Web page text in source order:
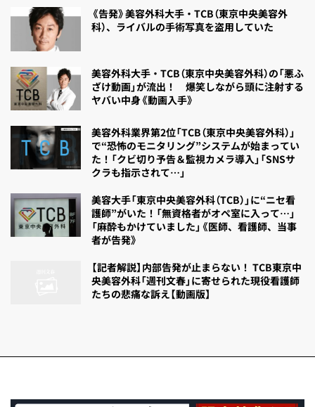
《告発》美容外科大手・TCB（東京中央美容外
科）、ライバルの手術写真を盗用していた
美容外科大手・TCB（東京中央美容外科）の「悪ふ
ざけ動画」が流出！ 爆笑しながら頭に注射する
ヤバい中身《動画入手》
美容外科業界第2位「TCB（東京中央美容外科）」
で“恐怖のモニタリング”システムが始まってい
た！「クビ切り予告＆監視カメラ導入」「SNSサ
クラも指示されて…」
美容大手「東京中央美容外科（TCB）」に“ニセ看
護師”がいた！「無資格者がオペ室に入って…」
「麻酔もかけていました」《医師、看護師、当事
者が告発》
【記者解説】内部告発が止まらない！ TCB東京中
央美容外科「週刊文春」に寄せられた現役看護師
たちの悲痛な訴え【動画版】